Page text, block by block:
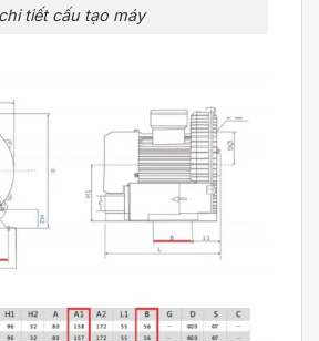
chi tiết cấu tạo máy